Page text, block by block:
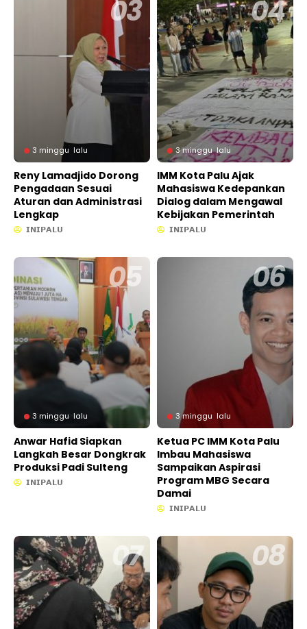
3 minggu lalu
Reny Lamadjido Dorong
Pengadaan Sesuai
Aturan dan Administrasi
Lengkap
𝗜𝗡𝗜𝗣𝗔𝗟𝗨
3 minggu lalu
IMM Kota Palu Ajak
Mahasiswa Kedepankan
Dialog dalam Mengawal
Kebijakan Pemerintah
𝗜𝗡𝗜𝗣𝗔𝗟𝗨
3 minggu lalu
Anwar Hafid Siapkan
Langkah Besar Dongkrak
Produksi Padi Sulteng
𝗜𝗡𝗜𝗣𝗔𝗟𝗨
3 minggu lalu
Ketua PC IMM Kota Palu
Imbau Mahasiswa
Sampaikan Aspirasi
Program MBG Secara
Damai
𝗜𝗡𝗜𝗣𝗔𝗟𝗨